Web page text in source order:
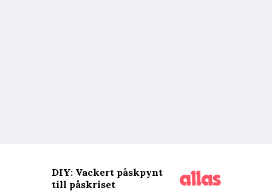
DIY: Vackert påskpynt
till påskriset